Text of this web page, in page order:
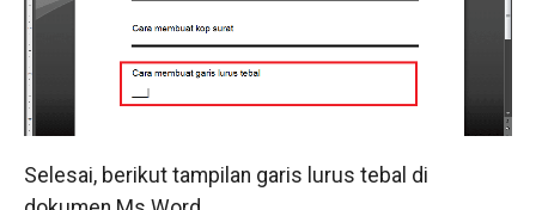
Selesai, berikut tampilan garis lurus tebal di